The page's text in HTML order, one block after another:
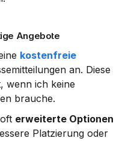
Angebote
kostenfreie
an. Diese
wenn ich keine
brauche.
erweiterte Optionen
Platzierung oder